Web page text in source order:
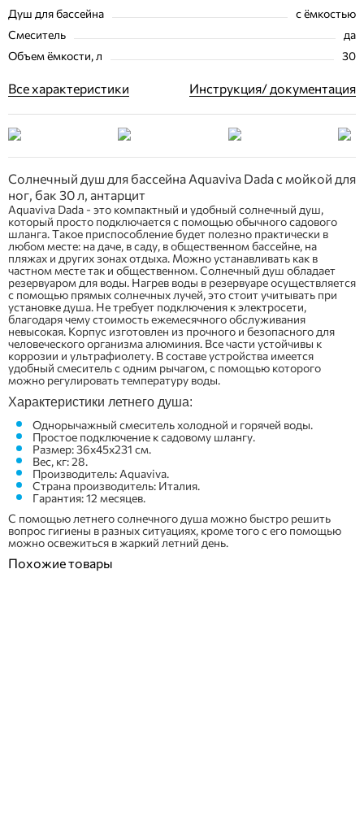
Душ для бассейна
с ёмкостью
Смеситель
да
Объем ёмкости, л
30
Все характеристики Инструкция/ документация
Солнечный душ для бассейна Aquaviva Dada с мойкой для
ног, бак 30 л, антарцит
Aquaviva Dada - это компактный и удобный солнечный душ,
который просто подключается с помощью обычного садового
шланга. Такое приспособление будет полезно практически в
любом месте: на даче, в саду, в общественном бассейне, на
пляжах и других зонах отдыха. Можно устанавливать как в
частном месте так и общественном. Солнечный душ обладает
резервуаром для воды. Нагрев воды в резервуаре осуществляется
с помощью прямых солнечных лучей, это стоит учитывать при
установке душа. Не требует подключения к электросети,
благодаря чему стоимость ежемесячного обслуживания
невысокая. Корпус изготовлен из прочного и безопасного для
человеческого организма алюминия. Все части устойчивы к
коррозии и ультрафиолету. В составе устройства имеется
удобный смеситель с одним рычагом, с помощью которого
можно регулировать температуру воды.
Характеристики летнего душа:
Однорычажный смеситель холодной и горячей воды.
Простое подключение к садовому шлангу.
Размер: 36x45x231 см.
Вес, кг: 28.
Производитель: Aquaviva.
Страна производитель: Италия.
Гарантия: 12 месяцев.
С помощью летнего солнечного душа можно быстро решить
вопрос гигиены в разных ситуациях, кроме того с его помощью
можно освежиться в жаркий летний день.
Похожие товары